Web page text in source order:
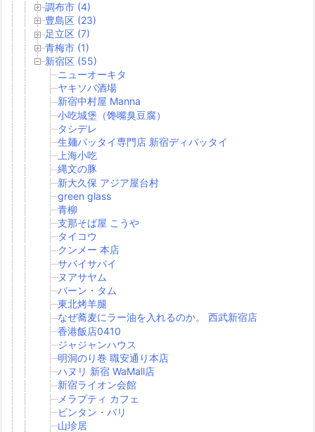
調布市 (4)
豊島区 (23)
足立区 (7)
青梅市 (1)
新宿区 (55)
ニューオーキタ
ヤキソバ酒場
新宿中村屋 Manna
小吃城堡（馋嘴臭豆腐）
タシデレ
生麺パッタイ専門店 新宿ディパッタイ
上海小吃
縄文の豚
新大久保 アジア屋台村
green glass
青柳
支那そば屋 こうや
タイコウ
クンメー 本店
サバイサバイ
ヌアサヤム
バーン・タム
東北烤羊腿
なぜ蕎麦にラー油を入れるのか。 西武新宿店
香港飯店0410
ジャジャンハウス
明洞のり巻 職安通り本店
ハヌリ 新宿 WaMall店
新宿ライオン会館
メラプティ カフェ
ビンタン・バリ
山珍居